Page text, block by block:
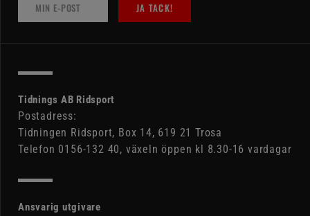
JA TACK!
Tidnings AB Ridsport
Postadress:
Tidningen Ridsport, Box 14, 619 21 Trosa
Telefon 0156-132 40, växeln öppen kl 8.30-16 vardagar
Ansvarig utgivare